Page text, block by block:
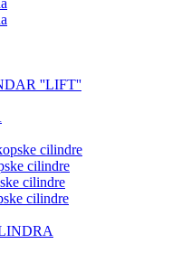
''LIFT''
cilindre
cilindre
cilindre
cilindre